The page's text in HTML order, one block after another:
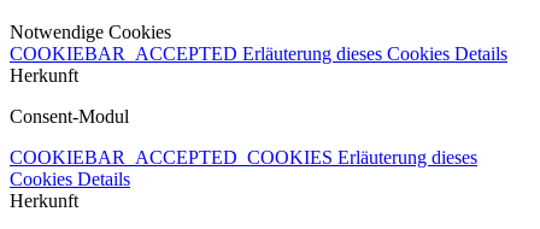
Notwendige Cookies
COOKIEBAR_ACCEPTED Erläuterung dieses Cookies Details
Herkunft
Consent-Modul
COOKIEBAR_ACCEPTED_COOKIES Erläuterung dieses
Cookies Details
Herkunft